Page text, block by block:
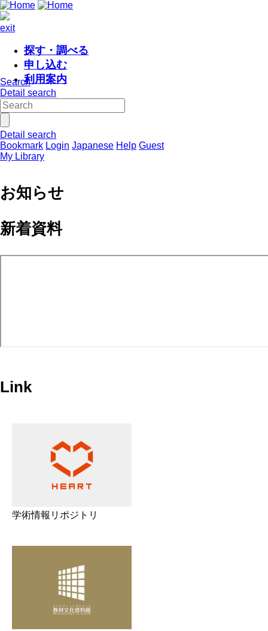
exit
探す・調べる
申し込む
利用案内
Search
Detail search
Detail search
Bookmark Login Japanese Help Guest
My Library
お知らせ
新着資料
Link
学術情報リポジトリ